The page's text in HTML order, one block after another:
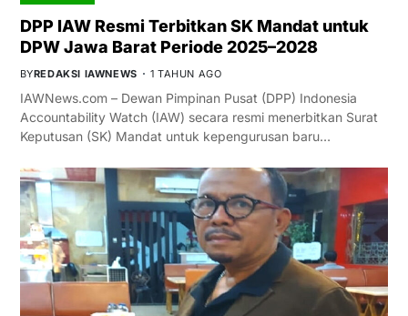
DPP IAW Resmi Terbitkan SK Mandat untuk
DPW Jawa Barat Periode 2025–2028
BYREDAKSI IAWNEWS 1 TAHUN AGO
IAWNews.com – Dewan Pimpinan Pusat (DPP) Indonesia
Accountability Watch (IAW) secara resmi menerbitkan Surat
Keputusan (SK) Mandat untuk kepengurusan baru…